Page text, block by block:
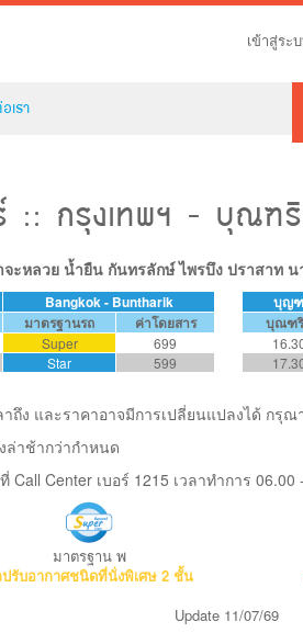
เรา
เข้าสู่ระ
:: กรุงเทพฯ - บุณฑ
หลวย น้ำยืน กันทรลักษ์ ไพรบึง ปราสาท น
Bangkok - Buntharik บุญ
มาตรฐานรถ ค่าโดยสาร บุณฑ
Super 699
Star 599
าถึง และราคาอาจมีการเปลี่ยนแปลงได้ ก
ล่าช้ากว่ากำหนด
Call Center เบอร์ 1215 เวลาทำการ 06.00
มาตรฐาน พ
รับอากาศชนิดที่นั่งพิเศษ2 ชั้น
Update 11/07/69